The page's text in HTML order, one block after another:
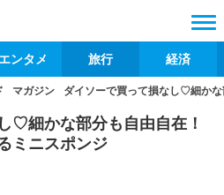
エンタメ 旅行 経済
マガジン ダイソーで買って損なし♡細か
♡細かな部分も自由自在！
ミニスポンジ